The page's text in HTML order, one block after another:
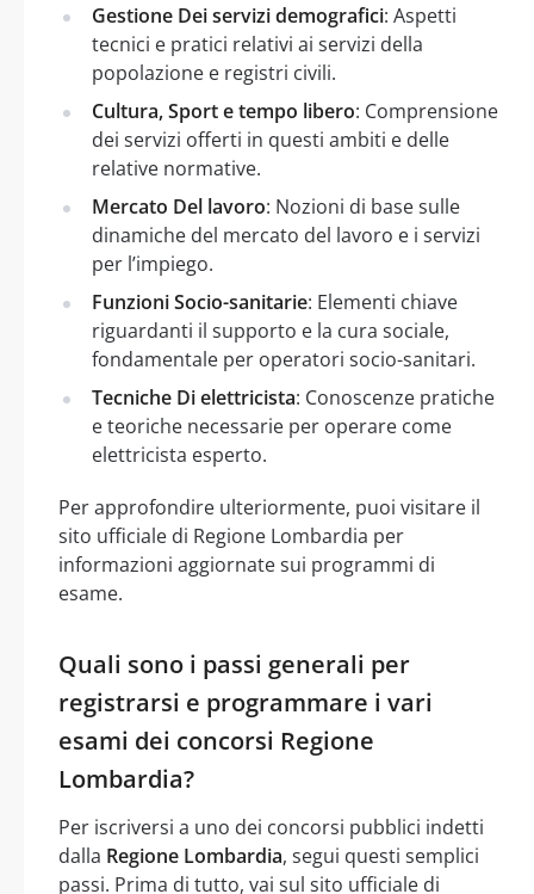
Gestione Dei servizi demografici: Aspetti
tecnici e pratici relativi ai servizi della
popolazione e registri civili.
Cultura, Sport e tempo libero: Comprensione
dei servizi offerti in questi ambiti e delle
relative normative.
Mercato Del lavoro: Nozioni di base sulle
dinamiche del mercato del lavoro e i servizi
per l’impiego.
Funzioni Socio-sanitarie: Elementi chiave
riguardanti il supporto e la cura sociale,
fondamentale per operatori socio-sanitari.
Tecniche Di elettricista: Conoscenze pratiche
e teoriche necessarie per operare come
elettricista esperto.
Per approfondire ulteriormente, puoi visitare il
sito ufficiale di Regione Lombardia per
informazioni aggiornate sui programmi di
esame.
Quali sono i passi generali per
registrarsi e programmare i vari
esami dei concorsi Regione
Lombardia?
Per iscriversi a uno dei concorsi pubblici indetti
dalla Regione Lombardia, segui questi semplici
passi. Prima di tutto, vai sul sito ufficiale di